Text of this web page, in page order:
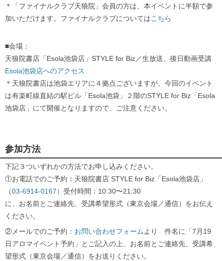
＊「ファイナルクラブ天狼院」会員の方は、本イベントに半額で参
加いただけます。ファイナルクラブについてはこちら
■会場：
天狼院書店「Esola池袋店」STYLE for Biz／生放送、後日動画受講
Esola池袋店へのアクセス
＊天狼院書店は池袋エリアに４拠点ございますが、今回のイベント
は有楽町線直結の駅ビル「Esola池袋」２階のSTYLE for Biz「Esola
池袋店」にて開催となりますので、ご注意ください。
参加方法
下記３ついずれかの方法でお申し込みください。
①お電話でのご予約：天狼院書店 STYLE for Biz「Esola池袋店」
（03-6914-0167）受付時間：10:30〜21:30
に、お名前とご連絡先、受講希望形式（東京会場／通信）をお伝え
ください。
②メールでのご予約： お問い合わせフォームより 件名に「7月19
日アロマイベント予約」とご記入の上、お名前とご連絡先、受講希
望形式（東京会場／通信）をお送りください。